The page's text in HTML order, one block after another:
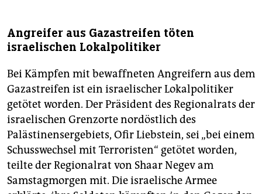
Angreifer aus Gazastreifen töten
israelischen Lokalpolitiker
Bei Kämpfen mit bewaffneten Angreifern aus dem
Gazastreifen ist ein israelischer Lokalpolitiker
getötet worden. Der Präsident des Regionalrats der
israelischen Grenzorte nordöstlich des
Palästinensergebiets, Ofir Liebstein, sei „bei einem
Schusswechsel mit Terroristen“ getötet worden,
teilte der Regionalrat von Shaar Negev am
Samstagmorgen mit. Die israelische Armee